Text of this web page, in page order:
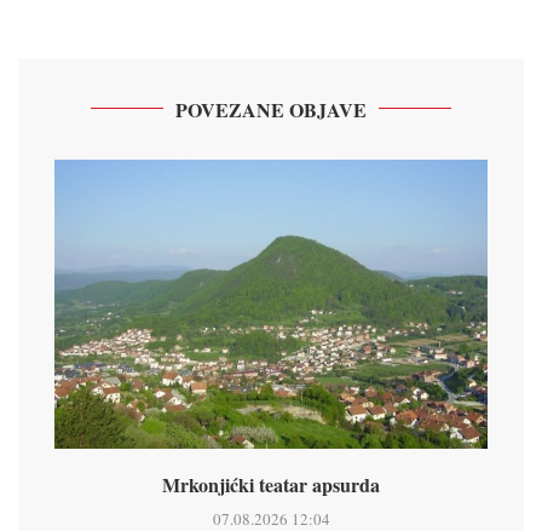
POVEZANE OBJAVE
Mrkonjićki teatar apsurda
07.08.2026 12:04